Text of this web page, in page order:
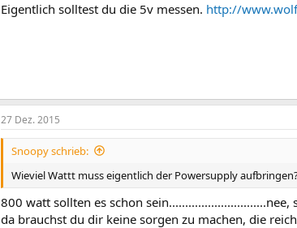
Eigentlich solltest du die 5v messen. http://
27 Dez. 2015
Snoopy schrieb:
Wieviel Wattt muss eigentlich der Powersupply
800 watt sollten es schon sein..............................nee,
da brauchst du dir keine sorgen zu machen, die